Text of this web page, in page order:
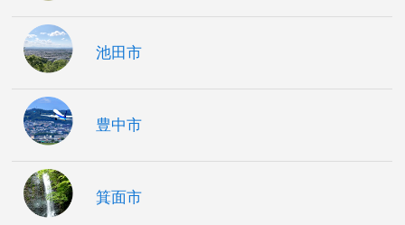
池田市
豊中市
箕面市